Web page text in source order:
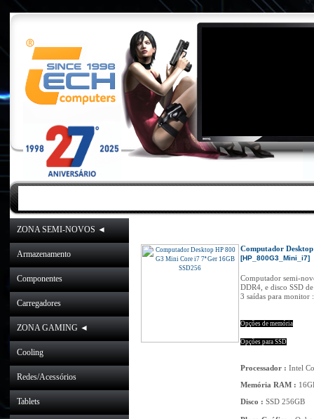
ZONA SEMI-NOVOS ◄
Armazenamento
Componentes
Carregadores
ZONA GAMING ◄
Cooling
Redes/Acessórios
Tablets
Computador
[HP_800G3_Mini_i7]
Computador semi-
DDR4, e disco SSD
3 saídas para monitor
Opções de memória
Opções para SSD
Processador : Intel
Memória RAM :
Disco : SSD 256GB